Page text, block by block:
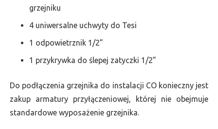
grzejniku
4 uniwersalne uchwyty do Tesi
1 odpowietrznik 1/2”
1 przykrywka do ślepej zatyczki 1/2”
Do podłączenia grzejnika do instalacji CO konieczny jest
zakup armatury przyłączeniowej, której nie obejmuje
standardowe wyposażenie grzejnika.